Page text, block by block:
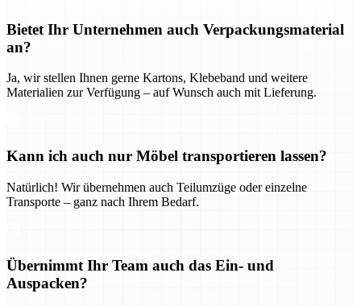
Bietet Ihr Unternehmen auch Verpackungsmaterial
an?
Ja, wir stellen Ihnen gerne Kartons, Klebeband und weitere
Materialien zur Verfügung – auf Wunsch auch mit Lieferung.
Kann ich auch nur Möbel transportieren lassen?
Natürlich! Wir übernehmen auch Teilumzüge oder einzelne
Transporte – ganz nach Ihrem Bedarf.
Übernimmt Ihr Team auch das Ein- und
Auspacken?